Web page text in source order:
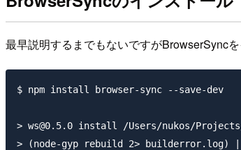
最早説明するまでもないですがBrowserSync
$ npm install browser-sync --save-dev
> ws@0.5.0 install /Users/nukos/Projects/
> (node-gyp rebuild 2>